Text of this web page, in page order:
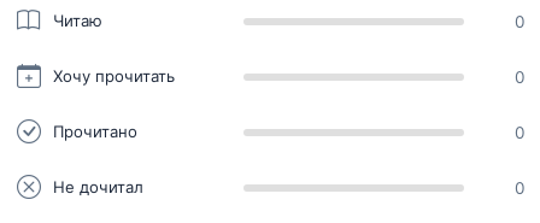
Читаю 0
Хочу прочитать 0
Прочитано 0
Не дочитал 0